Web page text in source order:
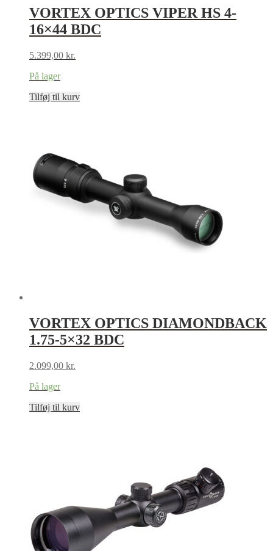
VORTEX OPTICS VIPER HS 4-
16×44 BDC
5.399,00 kr.
På lager
Tilføj til kurv
VORTEX OPTICS DIAMONDBACK
1.75-5×32 BDC
2.099,00 kr.
På lager
Tilføj til kurv